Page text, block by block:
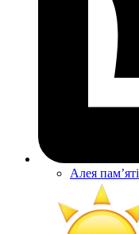
Алея памʼяті